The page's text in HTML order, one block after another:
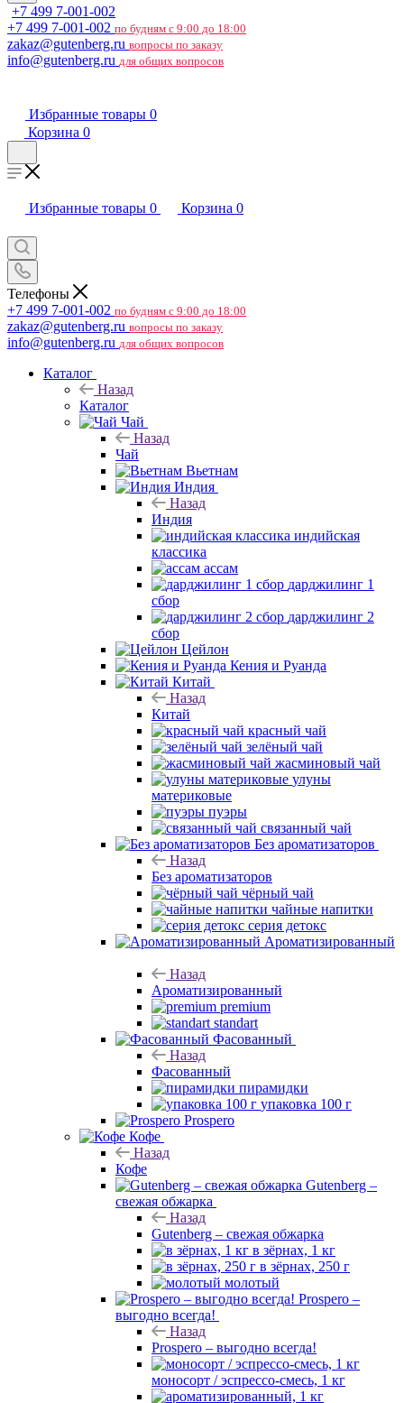
+7 499 7-001-002
+7 499 7-001-002 по будням с 9:00 до 18:00
zakaz@gutenberg.ru вопросы по заказу
info@gutenberg.ru для общих вопросов
Избранные товары 0
Корзина 0
Избранные товары 0 Корзина 0
Телефоны
+7 499 7-001-002 по будням с 9:00 до 18:00
zakaz@gutenberg.ru вопросы по заказу
info@gutenberg.ru для общих вопросов
Каталог
Назад
Каталог
Чай
Назад
Чай
Вьетнам
Индия
Назад
Индия
индийская
классика
ассам
дарджилинг 1
сбор
дарджилинг 2
сбор
Цейлон
Кения и Руанда
Китай
Назад
Китай
красный чай
зелёный чай
жасминовый чай
улуны
материковые
пуэры
связанный чай
Без ароматизаторов
Назад
Без ароматизаторов
чёрный чай
чайные напитки
серия детокс
Ароматизированный
Назад
Ароматизированный
premium
standart
Фасованный
Назад
Фасованный
пирамидки
упаковка 100 г
Prospero
Кофе
Назад
Кофе
Gutenberg –
свежая обжарка
Назад
Gutenberg – свежая обжарка
в зёрнах, 1 кг
в зёрнах, 250 г
молотый
Prospero –
выгодно всегда!
Назад
Prospero – выгодно всегда!
моносорт / эспрессо-смесь, 1 кг